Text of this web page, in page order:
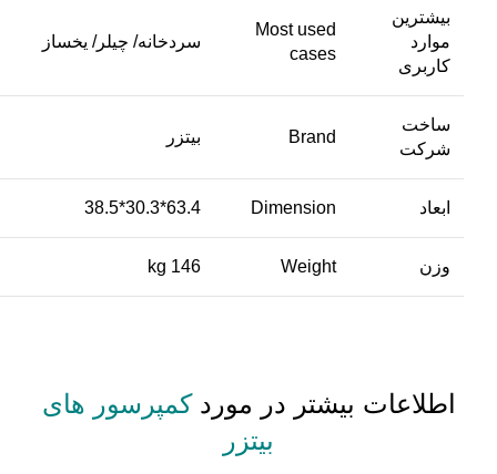
بیشترین
موارد
کاربری
Most used
cases
سردخانه/ چیلر/ یخساز
ساخت
شرکت
Brand بیتزر
ابعاد Dimension
63.4*30.3*38.5
وزن Weight
146 kg
اطلاعات بیشتر در موردکمپرسور های
بیتزر